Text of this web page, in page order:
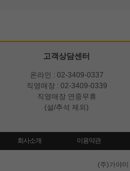
고객상담센터
온라인 : 02-3409-0337
직영매장 : 02-3409-0339
직영매장 연중무휴
(설/추석 제외)
회사소개 이용약관
(주)가야미